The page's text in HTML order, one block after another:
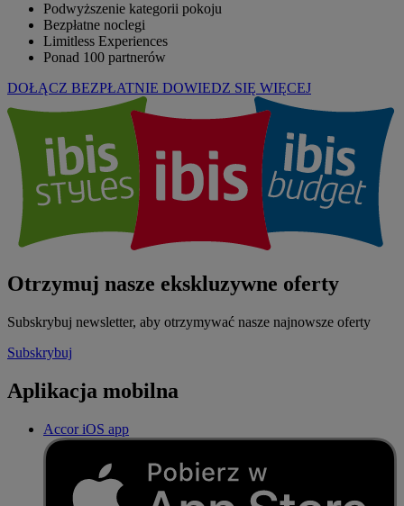
Podwyższenie kategorii pokoju
Bezpłatne noclegi
Limitless Experiences
Ponad 100 partnerów
DOŁĄCZ BEZPŁATNIE DOWIEDZ SIĘ WIĘCEJ
Otrzymuj nasze ekskluzywne oferty
Subskrybuj newsletter, aby otrzymywać nasze najnowsze oferty
Subskrybuj
Aplikacja mobilna
Accor iOS app